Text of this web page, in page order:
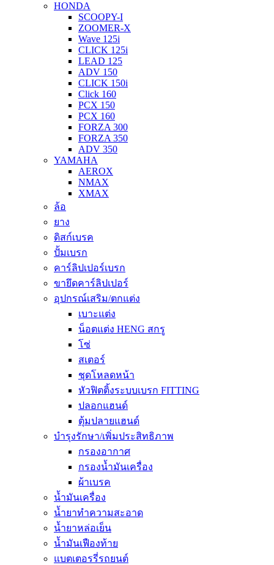
HONDA
SCOOPY-I
ZOOMER-X
Wave 125i
CLICK 125i
LEAD 125
ADV 150
CLICK 150i
Click 160
PCX 150
PCX 160
FORZA 300
FORZA 350
ADV 350
YAMAHA
AEROX
NMAX
XMAX
ล้อ
ยาง
ดิสก์เบรค
ปั้มเบรก
คาร์ลิปเปอร์เบรก
ขายึดคาร์ลิปเปอร์
อุปกรณ์เสริม/ตกแต่ง
เบาะแต่ง
น็อตแต่ง HENG สกรู
โซ่
สเตอร์
ชุดโหลดหน้า
หัวฟิตติ้งระบบเบรก FITTING
ปลอกแฮนด์
ตุ้มปลายแฮนด์
บำรุงรักษา/เพิ่มประสิทธิภาพ
กรองอากาศ
กรองน้ำมันเครื่อง
ผ้าเบรค
น้ำมันเครื่อง
น้ำยาทำความสะอาด
น้ำยาหล่อเย็น
น้ำมันเฟืองท้าย
แบตเตอรรี่รถยนต์